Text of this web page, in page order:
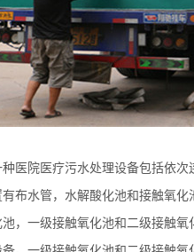
医院医疗污水处理设备包括依
布水管，水解酸化池和接触氧
，一级接触氧化池和二级接触氧